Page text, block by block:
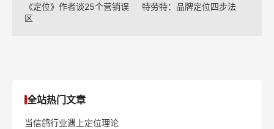
《定位》作者谈25个营销误
区
特劳特：品牌定位四步法
全站热门文章
当信鸽行业遇上定位理论